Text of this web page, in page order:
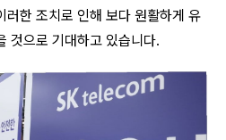
러한 조치로 인해 보다 원활하게 유
것으로 기대하고 있습니다.